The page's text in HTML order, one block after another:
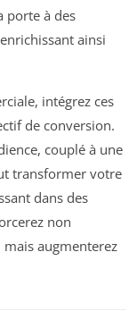
porte à des
ainsi
intégrez ces
de conversion.
couplé à une
transformer votre
dans des
non
augmenterez